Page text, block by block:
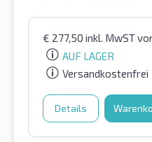
€ 277,50 inkl. MwST
AUF LAGER
Versandkostenfrei
Details